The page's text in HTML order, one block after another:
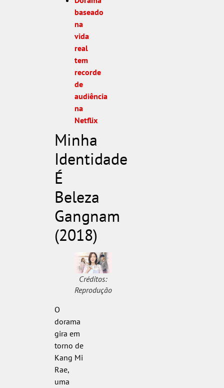
baseado
na
vida
real
tem
recorde
de
audiência
na
Netflix
Minha
Identidade
É
Beleza
Gangnam
(2018)
Créditos:
Reprodução
O
dorama
gira em
torno de
Kang Mi
Rae,
uma